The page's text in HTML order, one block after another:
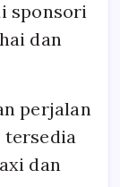
sponsori
dan
perjalan
dan